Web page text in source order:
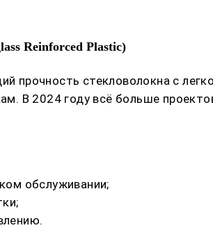
Reinforced Plastic)
прочность стекловолокна с
В 2024 году всё больше
обслуживании;